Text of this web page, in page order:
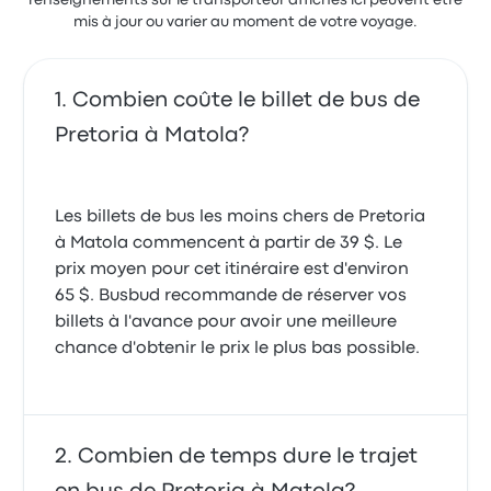
mis à jour ou varier au moment de votre voyage.
Combien coûte le billet de bus de
Pretoria à Matola?
Les billets de bus les moins chers de Pretoria
à Matola commencent à partir de 39 $. Le
prix moyen pour cet itinéraire est d'environ
65 $. Busbud recommande de réserver vos
billets à l'avance pour avoir une meilleure
chance d'obtenir le prix le plus bas possible.
Combien de temps dure le trajet